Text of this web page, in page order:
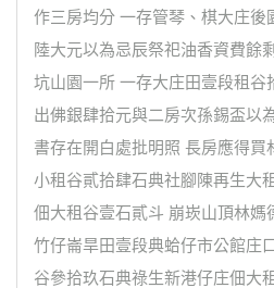
作三房均分 一存管琴、棋大庄後
陸大元以為忌辰祭祀油香資費餘
坑山園一所 一存大庄田壹段租谷
出佛銀肆拾元與二房次孫錫盃以
書存在開白處批明照 長房應得買
小租谷貳拾肆石典社腳陳再生大
佃大租谷壹石貳斗 崩崁山頂林媽
竹仔崙旱田壹段典蛤仔市公館庄
谷參拾玖石典祿生新港仔庄佃大